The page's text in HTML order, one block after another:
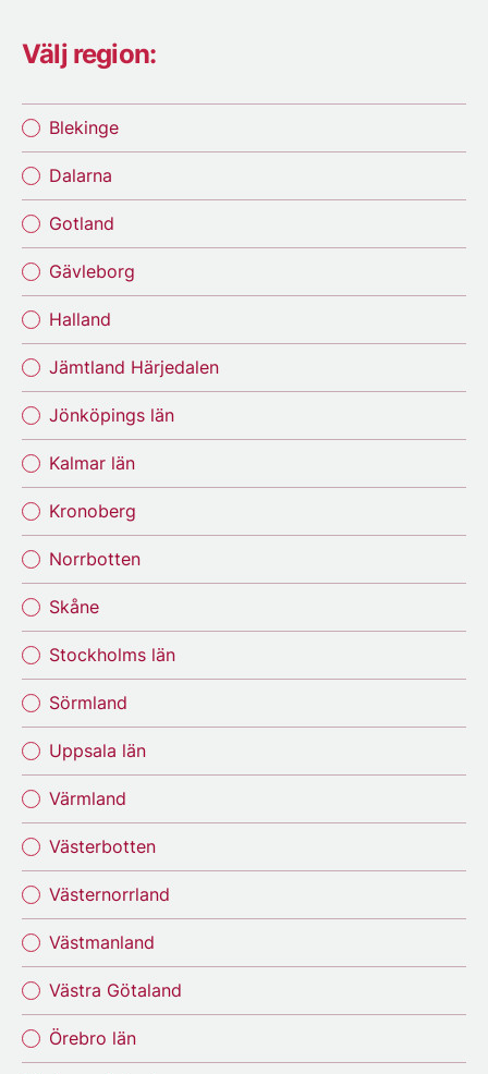
Välj region:
Blekinge
Dalarna
Gotland
Gävleborg
Halland
Jämtland Härjedalen
Jönköpings län
Kalmar län
Kronoberg
Norrbotten
Skåne
Stockholms län
Sörmland
Uppsala län
Värmland
Västerbotten
Västernorrland
Västmanland
Västra Götaland
Örebro län